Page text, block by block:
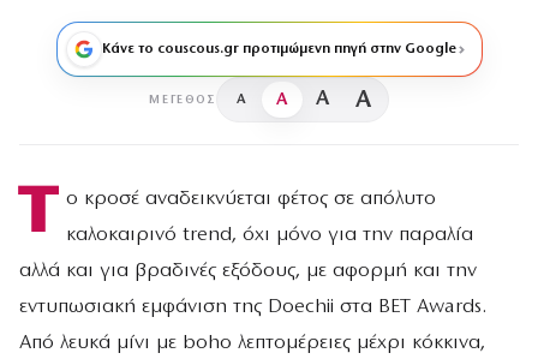
Κάνε το couscous.gr προτιμώμενη πηγή στην Google
ΜΈΓΕΘΟΣ A A A A
Τ ο κροσέ αναδεικνύεται φέτος σε απόλυτο
καλοκαιρινό trend, όχι μόνο για την παραλία
αλλά και για βραδινές εξόδους, με αφορμή και την
εντυπωσιακή εμφάνιση της Doechii στα BET Awards.
Από λευκά μίνι με boho λεπτομέρειες μέχρι κόκκινα,